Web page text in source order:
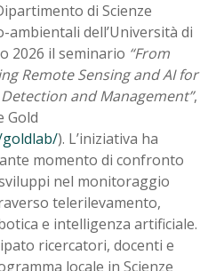
di Scienze
dell’Università di
2026 il seminario “From
Remote Sensing and AI for
and Management”,
Gold
). L’iniziativa ha
momento di confronto
nel monitoraggio
telerilevamento,
e intelligenza artificiale.
ricercatori, docenti e
locale in Scienze